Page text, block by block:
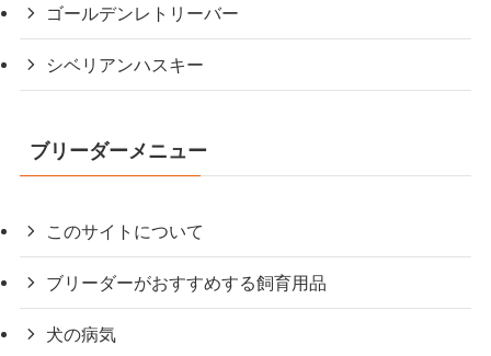
ゴールデンレトリーバー
シベリアンハスキー
ブリーダーメニュー
このサイトについて
ブリーダーがおすすめする飼育用品
犬の病気